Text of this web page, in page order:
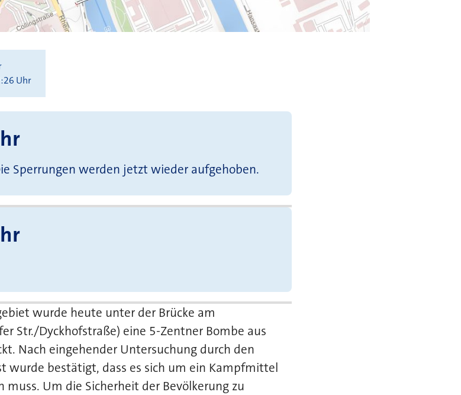
Uhr
Sperrungen werden jetzt wieder aufgehoben.
wurde heute unter der Brücke am
Str./Dyckhofstraße) eine 5-Zentner Bombe aus
Nach eingehender Untersuchung durch den
wurde bestätigt, dass es sich um ein Kampfmittel
Um die Sicherheit der Bevölkerung zu